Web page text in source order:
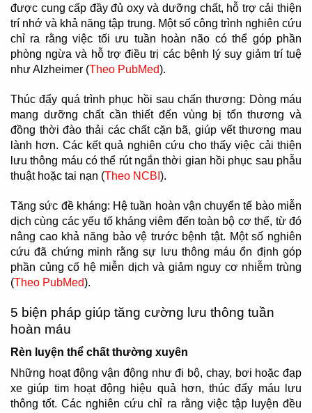
được cung cấp đầy đủ oxy và dưỡng chất, hỗ trợ cải thiện
trí nhớ và khả năng tập trung. Một số công trình nghiên cứu
chỉ ra rằng việc tối ưu tuần hoàn não có thể góp phần
phòng ngừa và hỗ trợ điều trị các bệnh lý suy giảm trí tuệ
như Alzheimer (Theo PubMed).
Thúc đẩy quá trình phục hồi sau chấn thương: Dòng máu
mang dưỡng chất cần thiết đến vùng bị tổn thương và
đồng thời đào thải các chất cặn bã, giúp vết thương mau
lành hơn. Các kết quả nghiên cứu cho thấy việc cải thiện
lưu thông máu có thể rút ngắn thời gian hồi phục sau phẫu
thuật hoặc tai nạn (Theo NCBI ).
Tăng sức đề kháng: Hệ tuần hoàn vận chuyển tế bào miễn
dịch cùng các yếu tố kháng viêm đến toàn bộ cơ thể, từ đó
nâng cao khả năng bảo vệ trước bệnh tật. Một số nghiên
cứu đã chứng minh rằng sự lưu thông máu ổn định góp
phần củng cố hệ miễn dịch và giảm nguy cơ nhiễm trùng
(Theo PubMed).
5 biện pháp giúp tăng cường lưu thông tuần
hoàn máu
Rèn luyện thể chất thường xuyên
Những hoạt động vận động như đi bộ, chạy, bơi hoặc đạp
xe giúp tim hoạt động hiệu quả hơn, thúc đẩy máu lưu
thông tốt. Các nghiên cứu chỉ ra rằng việc tập luyện đều